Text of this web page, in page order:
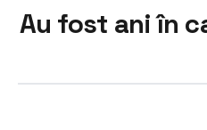
Au fost ani în